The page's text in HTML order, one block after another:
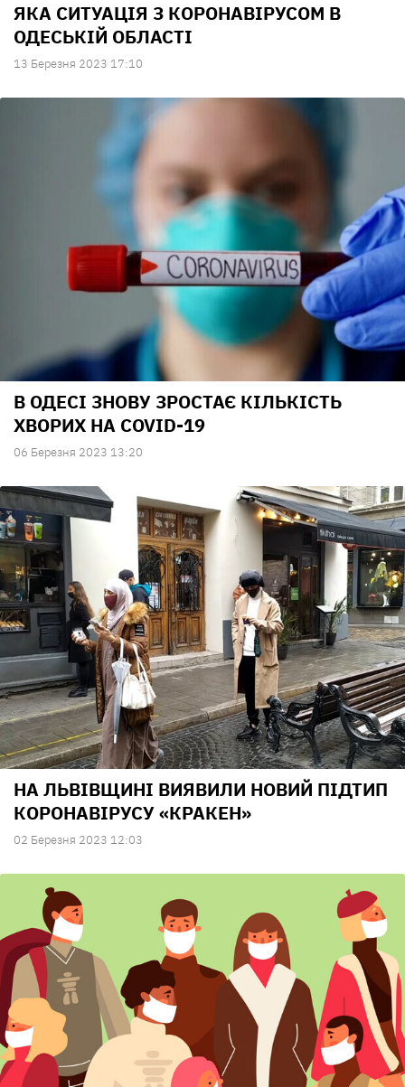
ЯКА СИТУАЦІЯ З КОРОНАВІРУСОМ В
ОДЕСЬКІЙ ОБЛАСТІ
13 Березня 2023 17:10
В ОДЕСІ ЗНОВУ ЗРОСТАЄ КІЛЬКІСТЬ
ХВОРИХ НА COVID-19
06 Березня 2023 13:20
НА ЛЬВІВЩИНІ ВИЯВИЛИ НОВИЙ ПІДТИП
КОРОНАВІРУСУ «КРАКЕН»
02 Березня 2023 12:03